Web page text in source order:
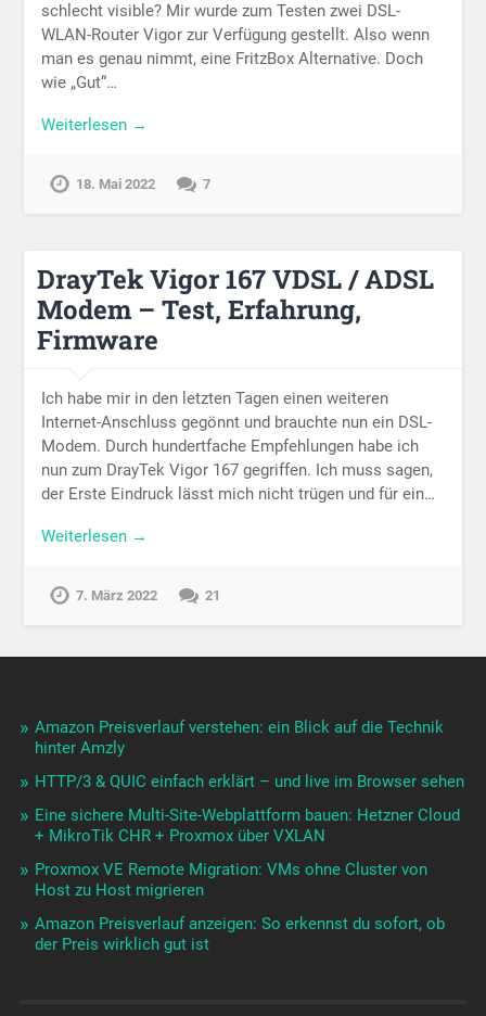
schlecht visible? Mir wurde zum Testen zwei DSL-
WLAN-Router Vigor zur Verfügung gestellt. Also wenn
man es genau nimmt, eine FritzBox Alternative. Doch
wie „Gut“…
Weiterlesen →
18. Mai 2022 7
DrayTek Vigor 167 VDSL / ADSL
Modem – Test, Erfahrung,
Firmware
Ich habe mir in den letzten Tagen einen weiteren
Internet-Anschluss gegönnt und brauchte nun ein DSL-
Modem. Durch hundertfache Empfehlungen habe ich
nun zum DrayTek Vigor 167 gegriffen. Ich muss sagen,
der Erste Eindruck lässt mich nicht trügen und für ein…
Weiterlesen →
7. März 2022 21
Amazon Preisverlauf verstehen: ein Blick auf die Technik
hinter Amzly
HTTP/3 & QUIC einfach erklärt – und live im Browser sehen
Eine sichere Multi-Site-Webplattform bauen: Hetzner Cloud
+ MikroTik CHR + Proxmox über VXLAN
Proxmox VE Remote Migration: VMs ohne Cluster von
Host zu Host migrieren
Amazon Preisverlauf anzeigen: So erkennst du sofort, ob
der Preis wirklich gut ist